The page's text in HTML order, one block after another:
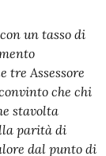
un tasso di
tre Assessore
che chi
stavolta
parità di
dal punto di